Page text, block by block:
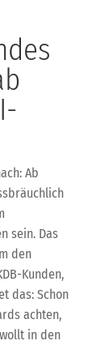
Ab
sein. Das
den
Kunden,
das: Schon
achten,
in den